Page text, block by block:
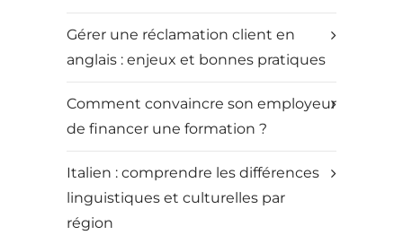
Gérer une réclamation client en
anglais : enjeux et bonnes pratiques
Comment convaincre son employeur
de financer une formation ?
Italien : comprendre les différences
linguistiques et culturelles par
région